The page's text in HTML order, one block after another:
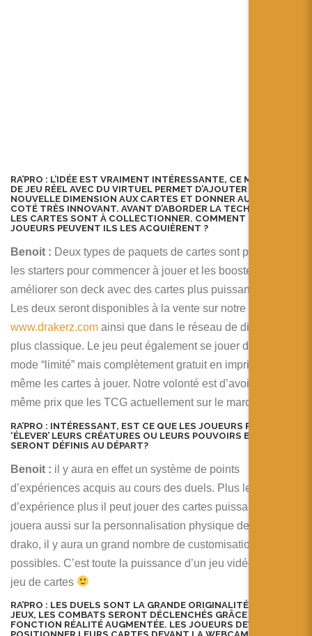
RA’PRO : L’IDÉE EST VRAIMENT INTÉRESSANTE, CE MÉLANGE
DE JEU RÉEL AVEC DU VIRTUEL PERMET D’AJOUTER UNE
NOUVELLE DIMENSION AUX CARTES ET DONNER AU JEU UN
COTÉ TRÈS INNOVANT. AVANT D’ABORDER LA TECHNOLOGIE,
LES CARTES SONT À COLLECTIONNER. COMMENT LES
JOUEURS PEUVENT ILS LES ACQUIÈRENT ?
Benoit : Deux types de paquets de cartes sont proposés :
les starters pour commencer à jouer et les boosters pour
améliorer son deck avec des cartes plus puissantes / rares.
Les deux seront disponibles à la vente sur notre portail
www.drakerz.com ainsi que dans le réseau de distribution
plus classique. Le jeu peut également se jouer dans un
mode “limité” mais complètement gratuit en imprimant soit
même les cartes à jouer. Notre volonté est d’avoir un jeu au
même prix que les TCG actuellement sur le marché.
RA’PRO : INTÉRESSANT, EST CE QUE LES JOUEURS POURRONS
‘ÉLEVER’ LEURS CRÉATURES OU LEURS POUVOIRS ET FORCES
SERONT DÉFINIS AU DÉPART?
Benoit : il y aura en effet un système de points
d’expériences acquis au cours des duels. Plus le Drako à
d’expérience plus il peut jouer des cartes puissantes. Cela
jouera aussi sur la personnalisation physique de son
drako, il y aura un grand nombre de customisations
possibles. C’est toute la puissance d’un jeu vidéo dans un
jeu de cartes
RA’PRO : LES DUELS SONT LA GRANDE ORIGINALITÉ DE CE
JEUX, LES COMBATS SERONT DÉCLENCHÉS GRÂCE À LA
FONCTION RÉALITÉ AUGMENTÉE. LES JOUEURS DEVRONS